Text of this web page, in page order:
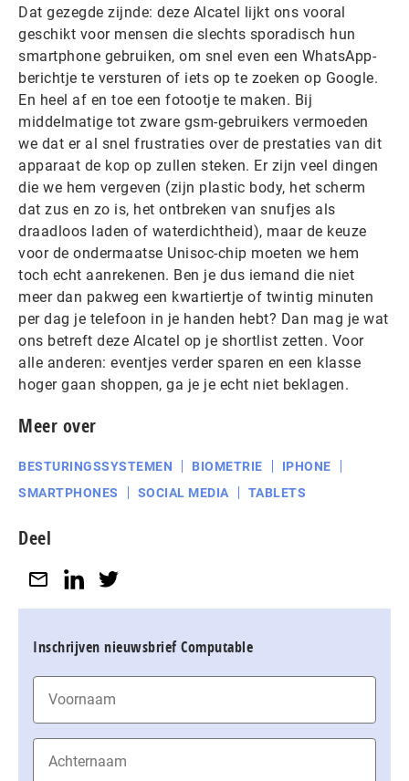
Dat gezegde zijnde: deze Alcatel lijkt ons vooral
geschikt voor mensen die slechts sporadisch hun
smartphone gebruiken, om snel even een WhatsApp-
berichtje te versturen of iets op te zoeken op Google.
En heel af en toe een fotootje te maken. Bij
middelmatige tot zware gsm-gebruikers vermoeden
we dat er al snel frustraties over de prestaties van dit
apparaat de kop op zullen steken. Er zijn veel dingen
die we hem vergeven (zijn plastic body, het scherm
dat zus en zo is, het ontbreken van snufjes als
draadloos laden of waterdichtheid), maar de keuze
voor de ondermaatse Unisoc-chip moeten we hem
toch echt aanrekenen. Ben je dus iemand die niet
meer dan pakweg een kwartiertje of twintig minuten
per dag je telefoon in je handen hebt? Dan mag je wat
ons betreft deze Alcatel op je shortlist zetten. Voor
alle anderen: eventjes verder sparen en een klasse
hoger gaan shoppen, ga je je echt niet beklagen.
Meer over
BESTURINGSSYSTEMEN BIOMETRIE
IPHONE
SMARTPHONES
SOCIAL MEDIA TABLETS
Deel
Inschrijven nieuwsbrief Computable